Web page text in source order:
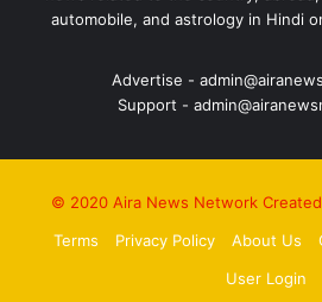
automobile, and astrology in Hindi
Advertise -
Support -
© 2020 Aira News Network
Terms
Privacy Policy About Us
User Login